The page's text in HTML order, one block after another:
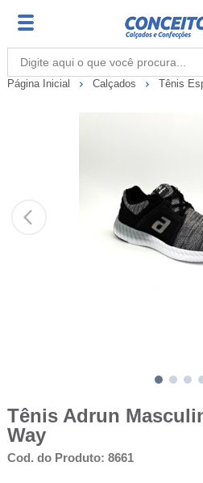
Página Inicial Calçados Tênis
Tênis Adrun
Way
Cod. do Produto: 8661